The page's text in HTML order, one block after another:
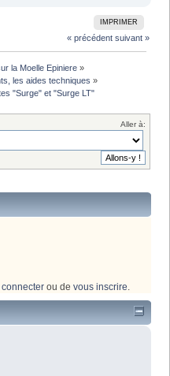
IMPRIMER
« précédent suivant »
la Moelle Epiniere »
les aides techniques »
"Surge" et "Surge LT"
Aller à:
ou de vous inscrire